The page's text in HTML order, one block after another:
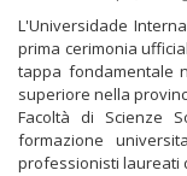
L'Universidade
prima cerimonia
tappa fondamentale
superiore nella
Facoltà di Scienze
formazione
professionisti laureati